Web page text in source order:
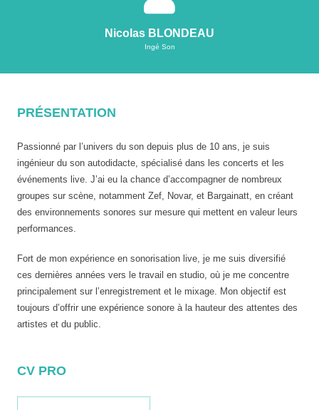
Nicolas BLONDEAU
Ingé Son
PRÉSENTATION
Passionné par l’univers du son depuis plus de 10 ans, je suis
ingénieur du son autodidacte, spécialisé dans les concerts et les
événements live. J’ai eu la chance d’accompagner de nombreux
groupes sur scène, notamment Zef, Novar, et Bargainatt, en créant
des environnements sonores sur mesure qui mettent en valeur leurs
performances.
Fort de mon expérience en sonorisation live, je me suis diversifié
ces dernières années vers le travail en studio, où je me concentre
principalement sur l’enregistrement et le mixage. Mon objectif est
toujours d’offrir une expérience sonore à la hauteur des attentes des
artistes et du public.
CV PRO